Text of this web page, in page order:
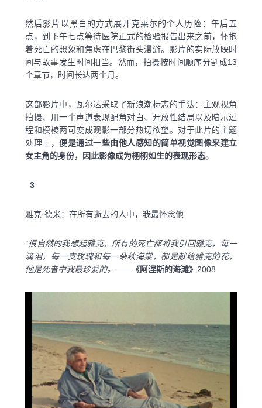
然后影片以黑白的方式展开克莱尔的个人历险：午后五
点，到下午七点等待医院正式的检验报告出来之前，怀抱
着死亡的想象和焦虑在巴黎街头漫游。影片的实际放映时
间与故事发生时间相当。然而，拍摄按时间顺序分割成13
个章节，时间长达两个月。
这部影片中，瓦尔达采取了新浪潮标志的手法：主观视角
拍摄、用一个声道表现配角对白、开放性结局以及暗示过
程和模棱两可变成观影一部分热切欲望。对于此片的主题
处理上， 便是通过一些由他人感知的简单视觉图像来建立
女主角的身份，因此影像成为栩栩如生的表现形态。
3
雅克·德米：在所有逝去的人中，我最怀念他
“很自然的我想起雅克，所有的死亡都将我引回雅克，每一
滴泪，每一支玫瑰和每一朵秋海棠，都是献给雅克的花，
他是死者中我最珍爱的。 —— 《阿涅斯的海滩》 2008